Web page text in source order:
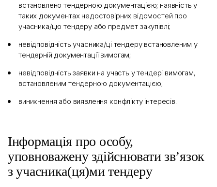
встановлено тендерною документацією; наявність у
таких документах недостовірних відомостей про
учасника/цю тендеру або предмет закупівлі;
невідповідність учасника/ці тендеру встановленим у
тендерній документації вимогам;
невідповідність заявки на участь у тендері вимогам,
встановленим тендерною документацією;
виникнення або виявлення конфлікту інтересів.
Інформація про особу,
уповноважену здійснювати зв’язок
з учасника(ця)ми тендеру